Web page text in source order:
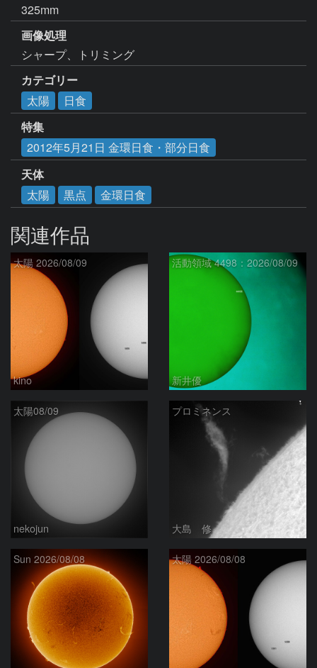
325mm
画像処理
シャープ、トリミング
カテゴリー
太陽
日食
特集
2012年5月21日 金環日食・部分日食
天体
太陽
黒点 金環日食
関連作品
太陽 2026/08/09
kino
活動領域 4498：2026/08/09
新井優
太陽08/09
nekojun
プロミネンス
大島 修
Sun 2026/08/08 太陽 2026/08/08